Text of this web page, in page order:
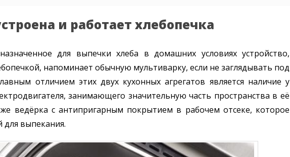
и работает хлебопечка
для выпечки хлеба в домашних условиях устройство,
напоминает обычную мультиварку, если не заглядывать под
отличием этих двух кухонных агрегатов является наличие у
занимающего значительную часть пространства в её
ведёрка с антипригарным покрытием в рабочем отсеке, которое
выпекания.